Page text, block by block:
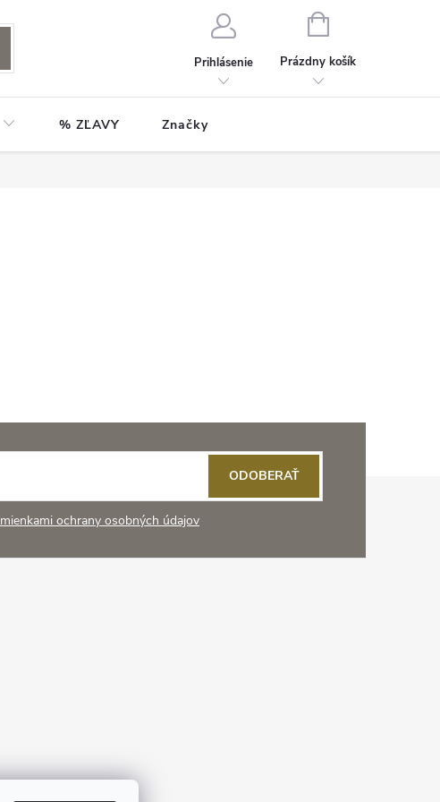
Prihlásenie
NÁKUPNÝ
Prázdny košík
% ZĽAVY Značky
ochrany osobných údajov
ODOBERAŤ